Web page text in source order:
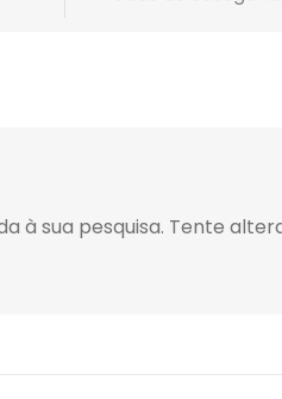
à sua pesquisa. Tente